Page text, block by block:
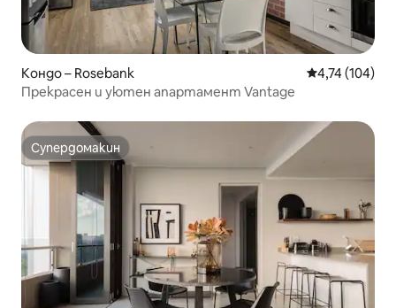
Кондо – Rosebank Средна
4,74 (104)
Прекрасен и уютен апартамент Vantage
Супердомакин
Супердомакин